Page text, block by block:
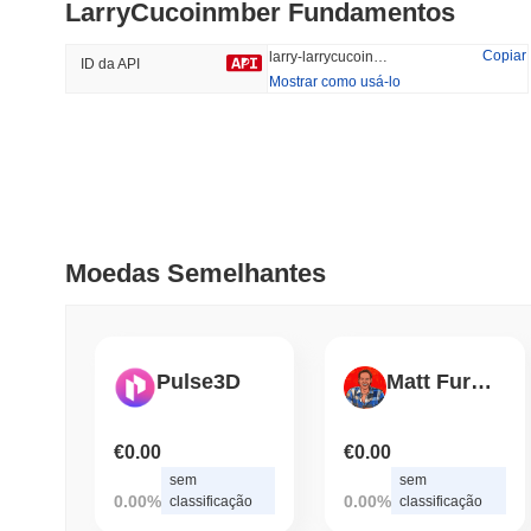
#329
29.44%
#1358
21.98%
LarryCucoinmber Fundamentos
ID da API
Copiar
Mostrar como usá-lo
Moedas Semelhantes
Pulse3D
€0.00
0.00%
sem
classificação
Matt Furie's Metaverse
€0.00
0.00%
sem
classificação